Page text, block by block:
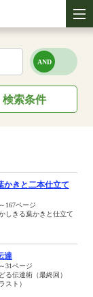
検索条件
きと二本仕立て
167ページ
しきる葉かきと仕立て
達
31ページ
る伝達術（最終回）
スト）